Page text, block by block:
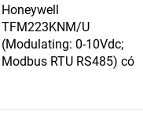
Modulating: 0-
10Vdc; Modbus RTU
RS485
Honeywell
TFM223KNM/U
(Modulating: 0-10Vdc;
Modbus RTU RS485) có
RTU RS485, màn hình